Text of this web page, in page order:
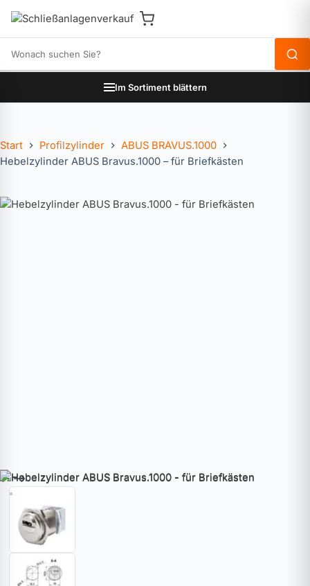
Im Sortiment blättern
Start Profilzylinder
ABUS BRAVUS.1000
Hebelzylinder ABUS Bravus.1000 – für Briefkästen